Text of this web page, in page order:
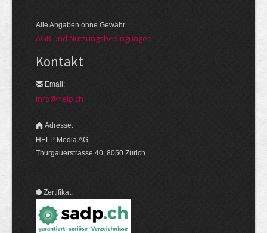
Alle Angaben ohne Gewähr
AGB und Nutzungsbedingungen
Kontakt
Email:
info@help.ch
Adresse:
HELP Media AG
Thurgauerstrasse 40, 8050 Zürich
Zertifikat: